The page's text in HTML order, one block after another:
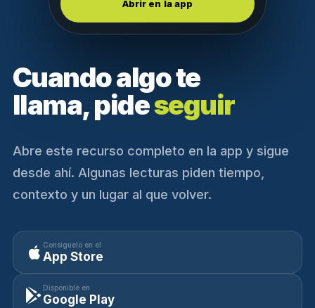
Cuando algo te
llama, pideseguir
Abre este recurso completo en la app y sigue
desde ahí. Algunas lecturas piden tiempo,
contexto y un lugar al que volver.
Consíguelo en el
App Store
Disponible en
Google Play
Abrir en la app